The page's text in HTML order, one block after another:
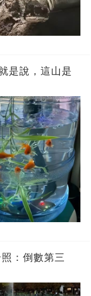
是說，這山是
：倒數第三